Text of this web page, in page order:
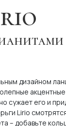
дизайном
сужает его и
Lirio
– добавьте